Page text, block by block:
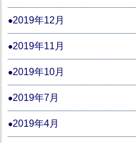
2019年12月
2019年11月
2019年10月
2019年7月
2019年4月